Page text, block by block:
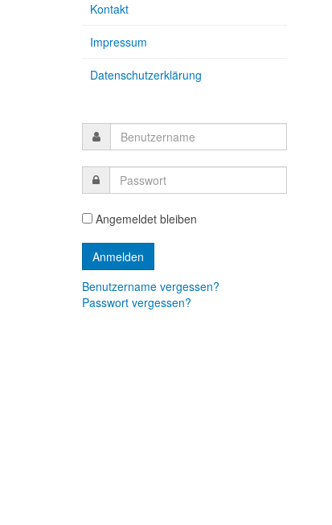
Kontakt
Impressum
Datenschutzerklärung
Angemeldet bleiben
Benutzername vergessen?
Passwort vergessen?